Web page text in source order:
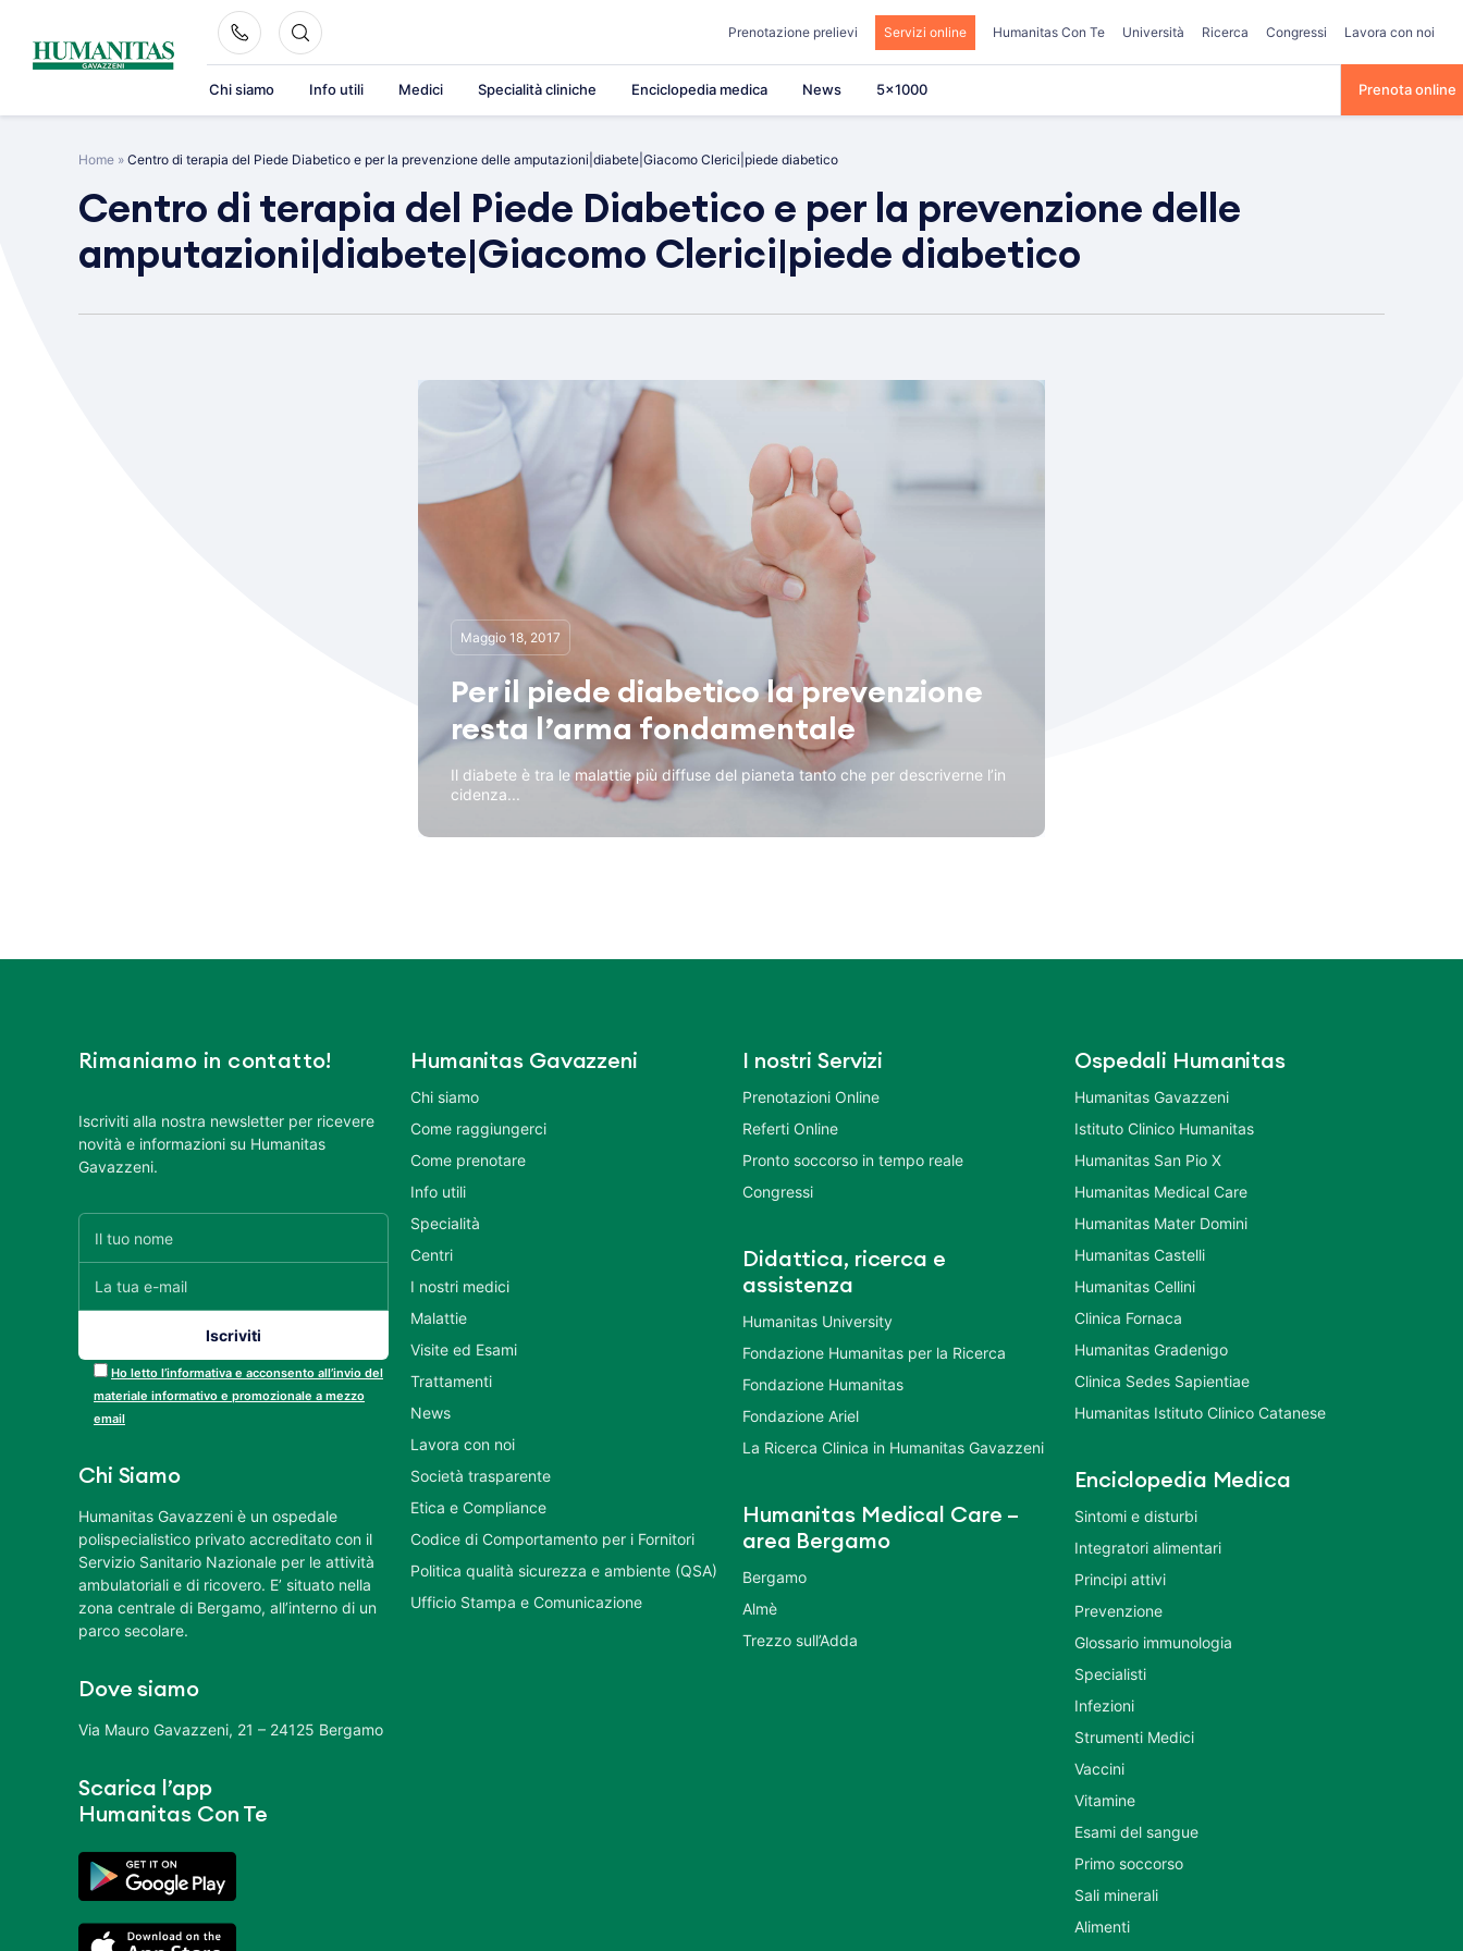
content
Prenotazione prelievi Servizi online Humanitas Con Te Università Ricerca Congressi Lavora con noi
Chi siamo Info utili Medici Specialità cliniche Enciclopedia medica News 5×1000 Prenota online
Home » Centro di terapia del Piede Diabetico e per la prevenzione delle amputazioni|diabete|Giacomo Clerici|piede diabetico
Centro di terapia del Piede Diabetico e per la prevenzione delle
amputazioni|diabete|Giacomo Clerici|piede diabetico
Maggio 18, 2017
Per il piede diabetico la prevenzione
resta l’arma fondamentale
Il diabete è tra le malattie più diffuse del pianeta tanto che per descriverne l’in
cidenza...
Rimaniamo in contatto!
Iscriviti alla nostra newsletter per ricevere
novità e informazioni su Humanitas
Gavazzeni.
Ho letto l’informativa e acconsento all’invio del
materiale informativo e promozionale a mezzo
email
Chi Siamo
Humanitas Gavazzeni è un ospedale
polispecialistico privato accreditato con il
Servizio Sanitario Nazionale per le attività
ambulatoriali e di ricovero. E’ situato nella
zona centrale di Bergamo, all’interno di un
parco secolare.
Dove siamo
Via Mauro Gavazzeni, 21 – 24125 Bergamo
Scarica l’app
Humanitas Con Te
Humanitas Gavazzeni
Chi siamo
Come raggiungerci
Come prenotare
Info utili
Specialità
Centri
I nostri medici
Malattie
Visite ed Esami
Trattamenti
News
Lavora con noi
Società trasparente
Etica e Compliance
Codice di Comportamento per i Fornitori
Politica qualità sicurezza e ambiente (QSA)
Ufficio Stampa e Comunicazione
I nostri Servizi
Prenotazioni Online
Referti Online
Pronto soccorso in tempo reale
Congressi
Didattica, ricerca e
assistenza
Humanitas University
Fondazione Humanitas per la Ricerca
Fondazione Humanitas
Fondazione Ariel
La Ricerca Clinica in Humanitas Gavazzeni
Humanitas Medical Care –
area Bergamo
Bergamo
Almè
Trezzo sull’Adda
Ospedali Humanitas
Humanitas Gavazzeni
Istituto Clinico Humanitas
Humanitas San Pio X
Humanitas Medical Care
Humanitas Mater Domini
Humanitas Castelli
Humanitas Cellini
Clinica Fornaca
Humanitas Gradenigo
Clinica Sedes Sapientiae
Humanitas Istituto Clinico Catanese
Enciclopedia Medica
Sintomi e disturbi
Integratori alimentari
Principi attivi
Prevenzione
Glossario immunologia
Specialisti
Infezioni
Strumenti Medici
Vaccini
Vitamine
Esami del sangue
Primo soccorso
Sali minerali
Alimenti